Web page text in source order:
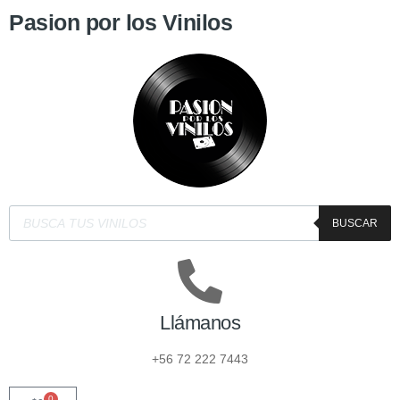
Pasion por los Vinilos
BUSCAR
Llámanos
+56 72 222 7443